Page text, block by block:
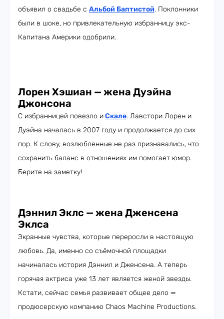
объявил о свадьбе с Альбой Баптистой. Поклонники
были в шоке, но привлекательную избранницу экс-
Капитана Америки одобрили.
Лорен Хэшиан — жена Дуэйна
Джонсона
С избранницей повезло иСкале. Лавстори Лорен и
Дуэйна началась в 2007 году и продолжается до сих
пор. К слову, возлюбленные не раз признавались, что
сохранить баланс в отношениях им помогает юмор.
Берите на заметку!
Дэннил Эклс — жена Дженсена
Эклса
Экранные чувства, которые переросли в настоящую
любовь. Да, именно со съёмочной площадки
начиналась история Дэннил и Дженсена. А теперь
горячая актриса уже 13 лет является женой звезды.
Кстати, сейчас семья развивает общее дело —
продюсерскую компанию Chaos Machine Productions.